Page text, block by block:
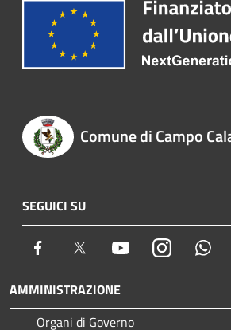
Comune di Campo
SEGUICI SU
Facebook Twitter YoutubeInstagram
AMMINISTRAZIONE
Organi di Governo